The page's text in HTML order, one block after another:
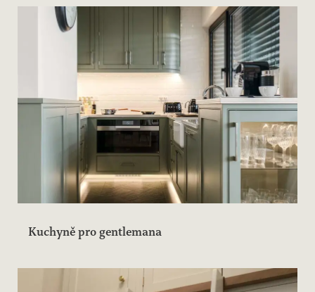
Kuchyně pro gentlemana